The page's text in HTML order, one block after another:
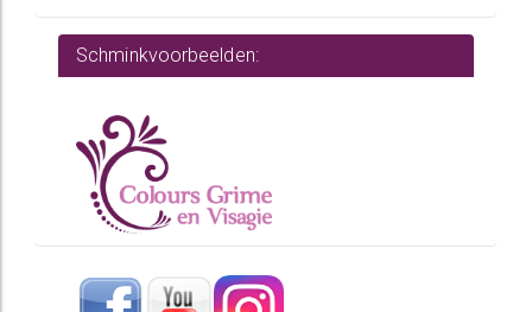
Schminkvoorbeelden: